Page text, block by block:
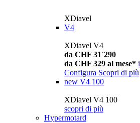
XDiavel
V4
XDiavel V4
da CHF 31´290
da CHF 329 al mese* i
Configura Scopri di più
new V4 100
XDiavel V4 100
scopri di più
Hypermotard